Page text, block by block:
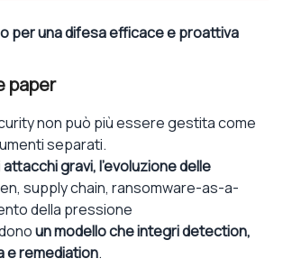
per una difesa efficace e proattiva
paper
non può più essere gestita come
separati.
attacchigravi, l’evoluzione delle
, supply chain, ransomware-as-a-
della pressione
unmodello cheintegridetection,
eremediation.